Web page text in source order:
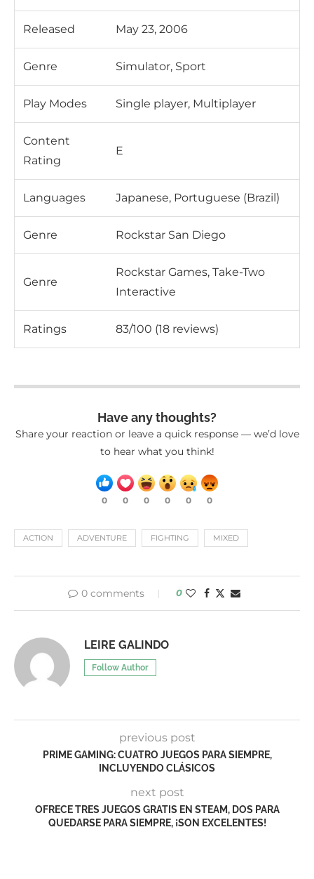
Released May 23, 2006
Genre Simulator, Sport
Play Modes Single player, Multiplayer
Content
Rating
E
Languages Japanese, Portuguese (Brazil)
Genre Rockstar San Diego
Genre
Rockstar Games, Take-Two
Interactive
Ratings 83/100 (18 reviews)
Have any thoughts?
Share your reaction or leave a quick response — we’d love
to hear what you think!
0 0 0 0 0 0
ACTION ADVENTURE FIGHTING MIXED
0 comments 0
LEIRE GALINDO
Follow Author
previous post
PRIME GAMING: CUATRO JUEGOS PARA SIEMPRE,
INCLUYENDO CLÁSICOS
next post
OFRECE TRES JUEGOS GRATIS EN STEAM, DOS PARA
QUEDARSE PARA SIEMPRE, ¡SON EXCELENTES!